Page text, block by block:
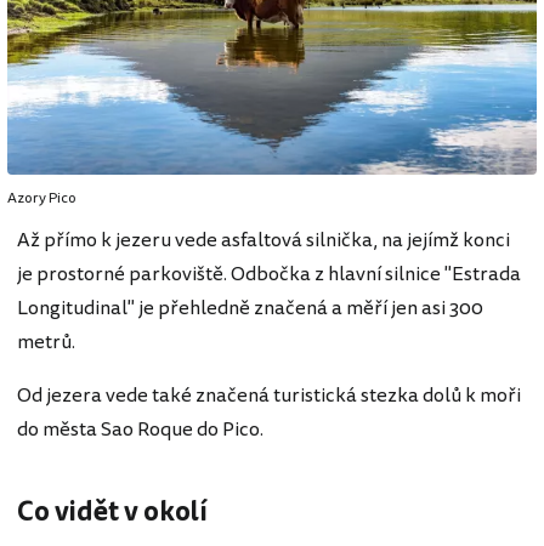
Azory Pico
Až přímo k jezeru vede asfaltová silnička, na jejímž konci
je prostorné parkoviště. Odbočka z hlavní silnice "Estrada
Longitudinal" je přehledně značená a měří jen asi 300
metrů.
Od jezera vede také značená turistická stezka dolů k moři
do města Sao Roque do Pico.
Co vidět v okolí